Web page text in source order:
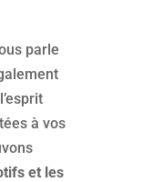
parle
à vos
et les